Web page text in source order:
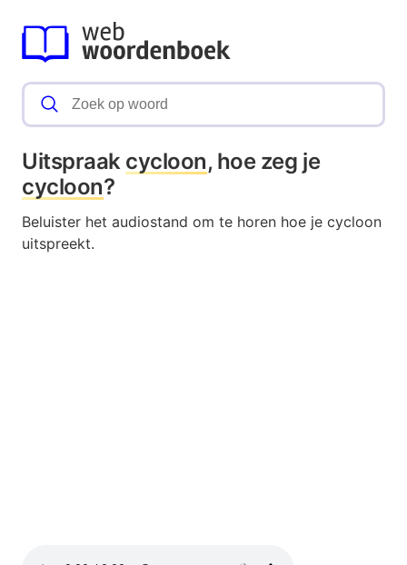
Uitspraak cycloon, hoe zeg je
cycloon?
Beluister het audiostand om te horen hoe je cycloon
uitspreekt.